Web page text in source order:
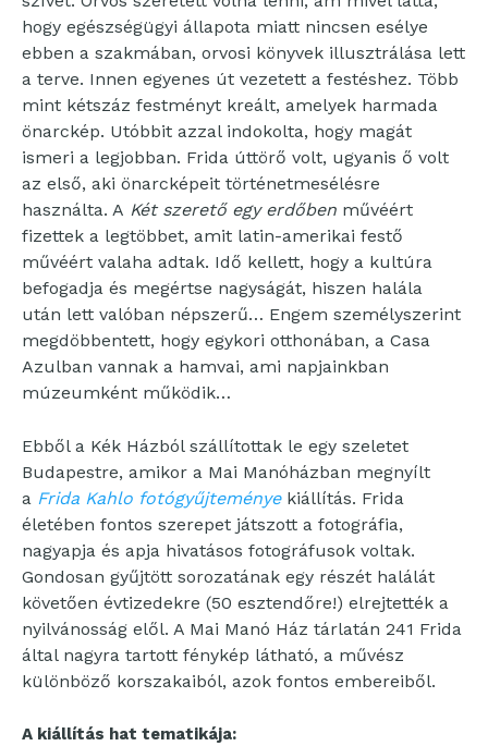
hogy egészségügyi állapota miatt nincsen esélye
ebben a szakmában, orvosi könyvek illusztrálása lett
a terve. Innen egyenes út vezetett a festéshez. Több
mint kétszáz festményt kreált, amelyek harmada
önarckép. Utóbbit azzal indokolta, hogy magát
ismeri a legjobban. Frida úttörő volt, ugyanis ő volt
az első, aki önarcképeit történetmesélésre
használta. A Két szerető egy erdőben művéért
fizettek a legtöbbet, amit latin-amerikai festő
művéért valaha adtak. Idő kellett, hogy a kultúra
befogadja és megértse nagyságát, hiszen halála
után lett valóban népszerű… Engem személyszerint
megdöbbentett, hogy egykori otthonában, a Casa
Azulban vannak a hamvai, ami napjainkban
múzeumként működik…
Ebből a Kék Házból szállítottak le egy szeletet
Budapestre, amikor a Mai Manóházban megnyílt
a Frida Kahlo fotógyűjteménye kiállítás. Frida
életében fontos szerepet játszott a fotográfia,
nagyapja és apja hivatásos fotográfusok voltak.
Gondosan gyűjtött sorozatának egy részét halálát
követően évtizedekre (50 esztendőre!) elrejtették a
nyilvánosság elől. A Mai Manó Ház tárlatán 241 Frida
által nagyra tartott fénykép látható, a művész
különböző korszakaiból, azok fontos embereiből.
A kiállítás hat tematikája: